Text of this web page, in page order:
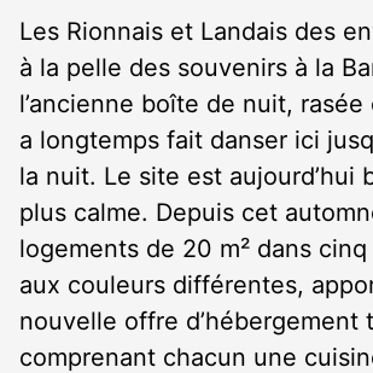
Les Rionnais et Landais des
à la pelle des souvenirs à la
l’ancienne boîte de nuit,
a longtemps fait danser ici
la nuit. Le site est aujourd’hui
plus calme. Depuis cet
logements de 20 m² dans
aux couleurs différentes,
nouvelle offre d’hébergement
comprenant chacun une